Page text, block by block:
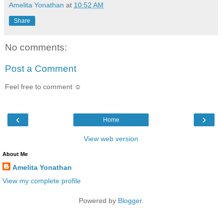
Amelita Yonathan at 10:52 AM
Share
No comments:
Post a Comment
Feel free to comment ☺
‹ ›
Home
View web version
About Me
Amelita Yonathan
View my complete profile
Powered by Blogger.